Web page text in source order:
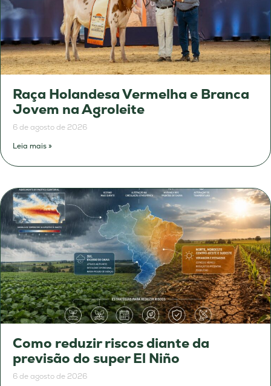
Raça Holandesa Vermelha e Branca
Jovem na Agroleite
6 de agosto de 2026
Leia mais »
Como reduzir riscos diante da
previsão do super El Niño
6 de agosto de 2026